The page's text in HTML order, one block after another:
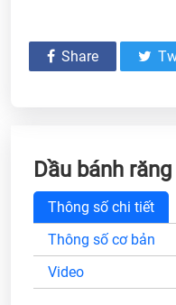
Share
Dầu bánh
Thông số chi tiết
Thông số cơ bản
Video